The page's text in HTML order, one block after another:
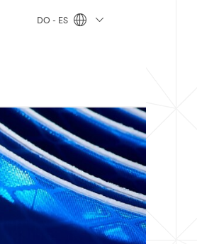
DO - ES